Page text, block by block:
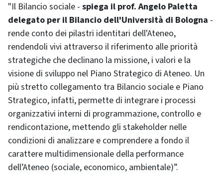
"Il Bilancio sociale - spiega il prof. Angelo Paletta
delegato per il Bilancio dell'Università di Bologna -
rende conto dei pilastri identitari dell'Ateneo,
rendendoli vivi attraverso il riferimento alle priorità
strategiche che declinano la missione, i valori e la
visione di sviluppo nel Piano Strategico di Ateneo. Un
più stretto collegamento tra Bilancio sociale e Piano
Strategico, infatti, permette di integrare i processi
organizzativi interni di programmazione, controllo e
rendicontazione, mettendo gli stakeholder nelle
condizioni di analizzare e comprendere a fondo il
carattere multidimensionale della performance
dell’Ateneo (sociale, economico, ambientale)”.